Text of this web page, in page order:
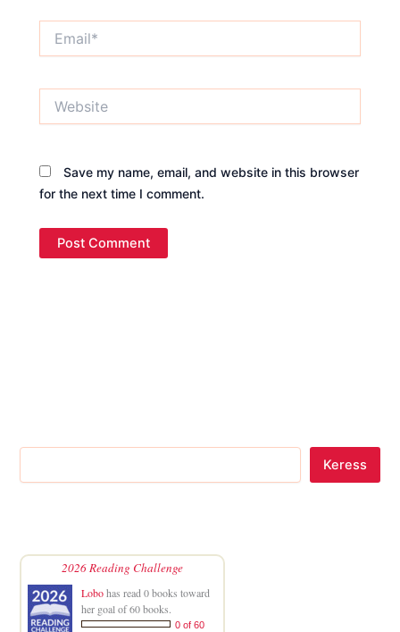
Save my name, email, and website in this browser
for the next time I comment.
Keress
2026 Reading Challenge
Lobohas read 0 books toward
her goal of 60 books.
0 of 60